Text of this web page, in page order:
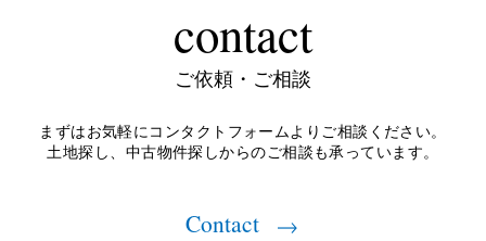
contact
ご依頼・ご相談
まずはお気軽にコンタクトフォームよりご相談ください。
土地探し、中古物件探しからのご相談も承っています。
Contact